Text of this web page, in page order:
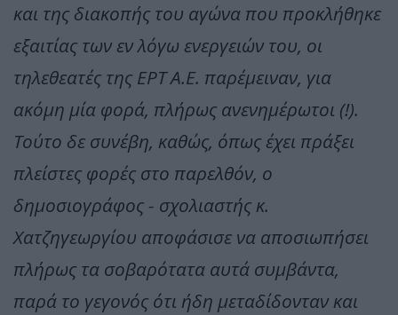
και της διακοπής του αγώνα που προκλήθηκε
εξαιτίας των εν λόγω ενεργειών του, οι
τηλεθεατές της ΕΡΤ Α.Ε. παρέμειναν, για
ακόμη μία φορά, πλήρως ανενημέρωτοι (!).
Τούτο δε συνέβη, καθώς, όπως έχει πράξει
πλείστες φορές στο παρελθόν, ο
δημοσιογράφος - σχολιαστής κ.
Χατζηγεωργίου αποφάσισε να αποσιωπήσει
πλήρως τα σοβαρότατα αυτά συμβάντα,
παρά το γεγονός ότι ήδη μεταδίδονταν και